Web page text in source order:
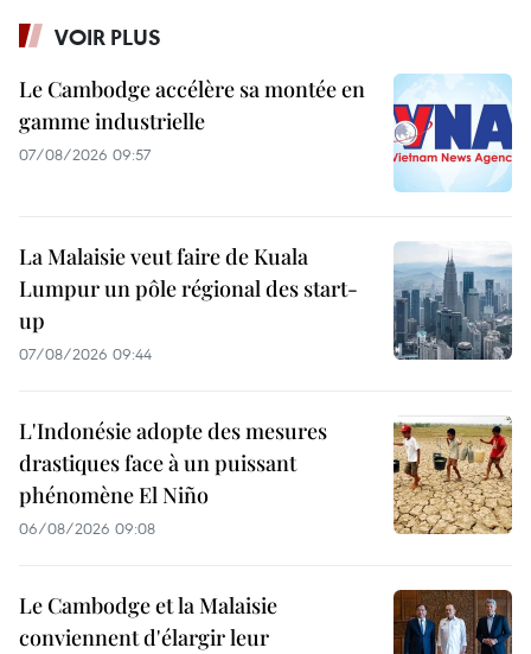
VOIR PLUS
Le Cambodge accélère sa montée en
gamme industrielle
07/08/2026 09:57
La Malaisie veut faire de Kuala
Lumpur un pôle régional des start-
up
07/08/2026 09:44
L'Indonésie adopte des mesures
drastiques face à un puissant
phénomène El Niño
06/08/2026 09:08
Le Cambodge et la Malaisie
conviennent d'élargir leur